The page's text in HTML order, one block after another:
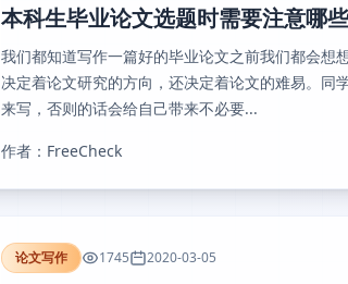
本科生毕业论文选题时需要注意哪
我们都知道写作一篇好的毕业论文之前我们都会想
决定着论文研究的方向，还决定着论文的难易。同
来写，否则的话会给自己带来不必要...
作者：FreeCheck
论文写作 1745 2020-03-05